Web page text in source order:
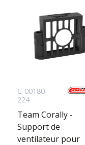
C-00180-
224
Team Corally -
Support de
ventilateur pour